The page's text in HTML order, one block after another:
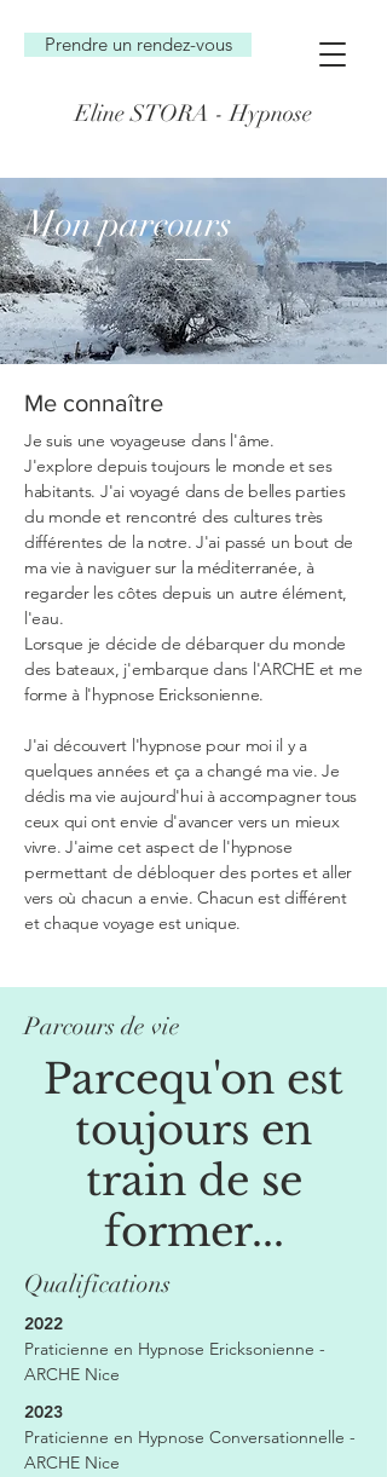
Eline STORA - Hypnose
Prendre un rendez-vous
Mon parcours
Me connaître
Je suis une voyageuse dans l'âme.
J'explore depuis toujours le monde et ses
habitants. J'ai voyagé dans de belles parties
du monde et rencontré des cultures très
différentes de la notre. J'ai passé un bout de
ma vie à naviguer sur la méditerranée, à
regarder les côtes depuis un autre élément,
l'eau.
Lorsque je décide de débarquer du monde
des bateaux, j'embarque dans l'ARCHE et me
forme à l'hypnose Ericksonienne.
J'ai découvert l'hypnose pour moi il y a
quelques années et ça a changé ma vie. Je
dédis ma vie aujourd'hui à accompagner tous
ceux qui ont envie d'avancer vers un mieux
vivre. J'aime cet aspect de l'hypnose
permettant de débloquer des portes et aller
vers où chacun a envie. Chacun est différent
et chaque voyage est unique.
Parcours de vie
Parcequ'on est
toujours en
train de se
former...
Qualifications
2022
Praticienne en Hypnose Ericksonienne -
ARCHE Nice
2023
Praticienne en Hypnose Conversationnelle -
ARCHE Nice